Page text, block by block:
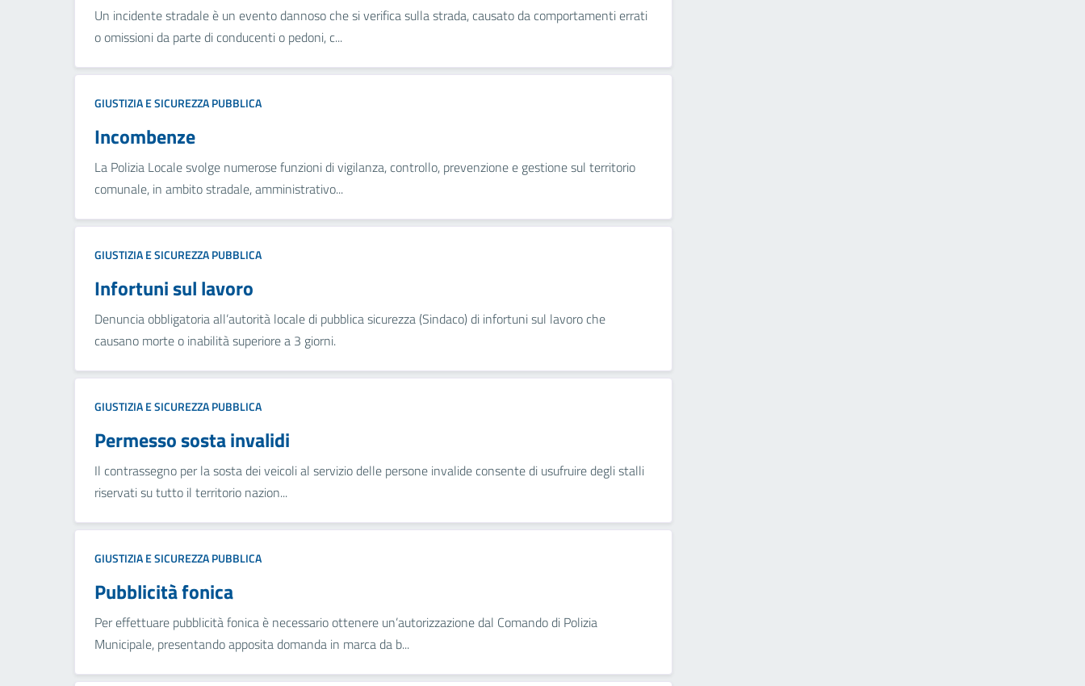
Un incidente stradale è un evento dannoso che si verifica sulla strada, causato da comportamenti errati
o omissioni da parte di conducenti o pedoni, c...
GIUSTIZIA E SICUREZZA PUBBLICA
Incombenze
La Polizia Locale svolge numerose funzioni di vigilanza, controllo, prevenzione e gestione sul territorio
comunale, in ambito stradale, amministrativo...
GIUSTIZIA E SICUREZZA PUBBLICA
Infortuni sul lavoro
Denuncia obbligatoria all’autorità locale di pubblica sicurezza (Sindaco) di infortuni sul lavoro che
causano morte o inabilità superiore a 3 giorni.
GIUSTIZIA E SICUREZZA PUBBLICA
Permesso sosta invalidi
Il contrassegno per la sosta dei veicoli al servizio delle persone invalide consente di usufruire degli stalli
riservati su tutto il territorio nazion...
GIUSTIZIA E SICUREZZA PUBBLICA
Pubblicità fonica
Per effettuare pubblicità fonica è necessario ottenere un’autorizzazione dal Comando di Polizia
Municipale, presentando apposita domanda in marca da b...